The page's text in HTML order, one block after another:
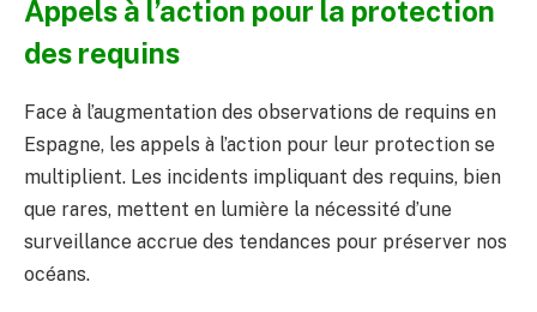
Appels à l’action pour la protection
des requins
Face à l’augmentation des observations de requins en
Espagne, les appels à l’action pour leur protection se
multiplient. Les incidents impliquant des requins, bien
que rares, mettent en lumière la nécessité d’une
surveillance accrue des tendances pour préserver nos
océans.